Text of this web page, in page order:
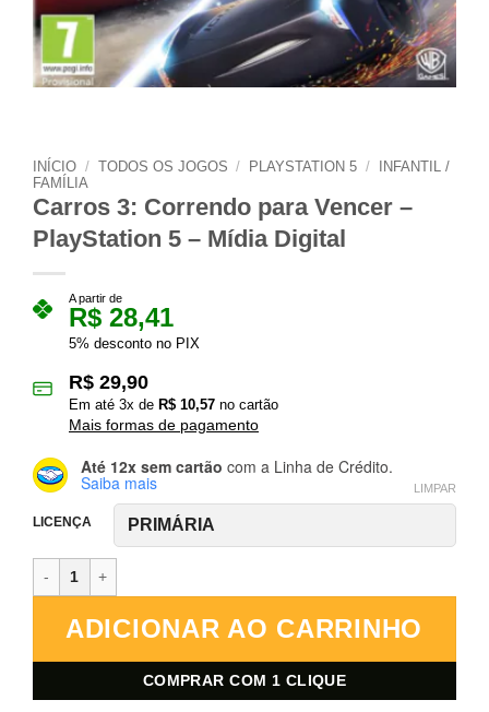
INÍCIO / TODOS OS JOGOS / PLAYSTATION 5 /
INFANTIL /
FAMÍLIA
Carros 3: Correndo para Vencer –
PlayStation 5 – Mídia Digital
A partir de
R$ 28,41
5% desconto no PIX
R$ 29,90
Em até 3x de R$ 10,57 no cartão
Mais formas de pagamento
Até 12x sem cartão com a Linha de Crédito.
Saiba mais
LICENÇA
LIMPAR
ADICIONAR AO CARRINHO
COMPRAR COM 1 CLIQUE